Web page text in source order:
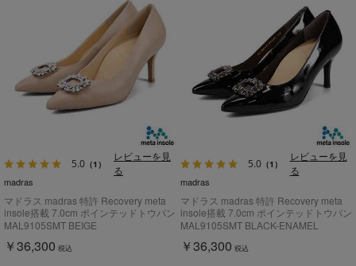
5.0 （1）
レビューを見
る
madras
マドラス madras 特許 Recovery meta
insole搭載 7.0cm ポインテッドトウパン
プス MAL9105SMT
MAL9105SMT BEIGE
￥36,300 税込
5.0（1）
レビューを見
る
madras
マドラス madras 特許 Recovery meta
insole搭載 7.0cm ポインテッドトウパン
プス MAL9105SMT
MAL9105SMT BLACK-ENAMEL
￥36,300 税込